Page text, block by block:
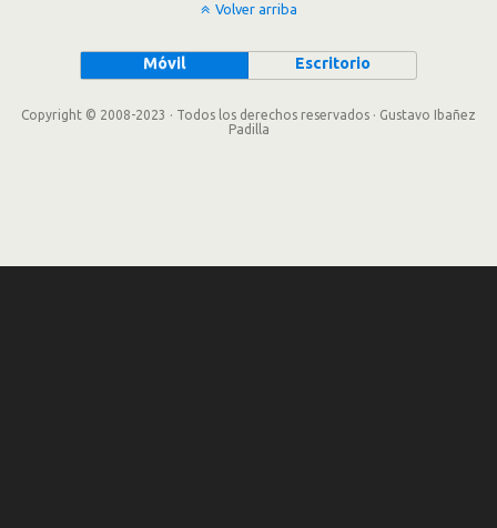
Volver arriba
Móvil Escritorio
Copyright © 2008-2023 · Todos los derechos reservados · Gustavo Ibañez
Padilla